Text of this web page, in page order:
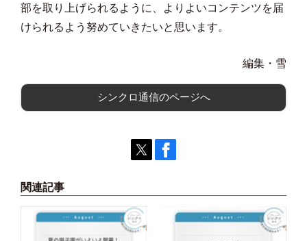
部を取り上げられるように、よりよいコンテンツを届
けられるよう努めていきたいと思います。
編集・雪
シンクロ通信のページへ
関連記事